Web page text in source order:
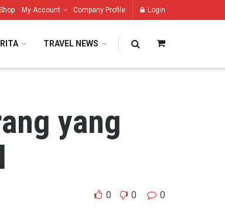
My Account Company Profile Login
TRAVEL NEWS
yang
0 0 0